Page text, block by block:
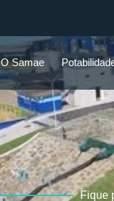
O Samae
Fique